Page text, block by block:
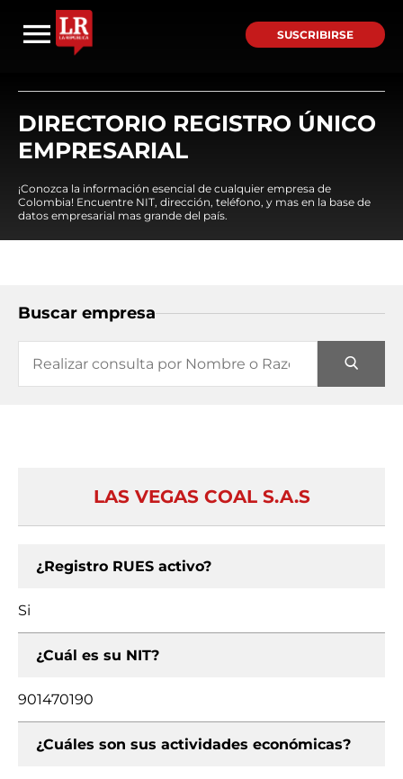
SUSCRIBIRSE
DIRECTORIO REGISTRO ÚNICO
EMPRESARIAL
¡Conozca la información esencial de cualquier empresa de
Colombia! Encuentre NIT, dirección, teléfono, y mas en la base de
datos empresarial mas grande del país.
Buscar empresa
LAS VEGAS COAL S.A.S
¿Registro RUES activo?
Si
¿Cuál es su NIT?
901470190
¿Cuáles son sus actividades económicas?